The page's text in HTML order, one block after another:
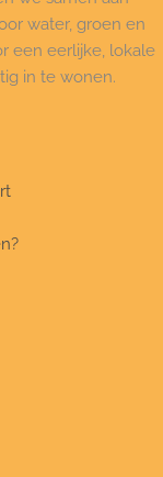
water, groen en
een eerlijke, lokale
in te wonen.